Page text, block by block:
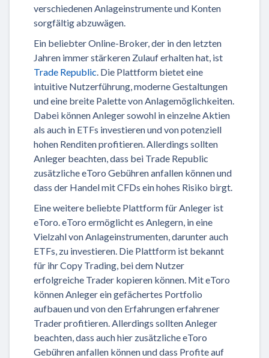
verschiedenen Anlageinstrumente und Konten
sorgfältig abzuwägen.
Ein beliebter Online-Broker, der in den letzten
Jahren immer stärkeren Zulauf erhalten hat, ist
Trade Republic . Die Plattform bietet eine
intuitive Nutzerführung, moderne Gestaltungen
und eine breite Palette von Anlagemöglichkeiten.
Dabei können Anleger sowohl in einzelne Aktien
als auch in ETFs investieren und von potenziell
hohen Renditen profitieren. Allerdings sollten
Anleger beachten, dass bei Trade Republic
zusätzliche eToro Gebühren anfallen können und
dass der Handel mit CFDs ein hohes Risiko birgt.
Eine weitere beliebte Plattform für Anleger ist
eToro. eToro ermöglicht es Anlegern, in eine
Vielzahl von Anlageinstrumenten, darunter auch
ETFs, zu investieren. Die Plattform ist bekannt
für ihr Copy Trading, bei dem Nutzer
erfolgreiche Trader kopieren können. Mit eToro
können Anleger ein gefächertes Portfolio
aufbauen und von den Erfahrungen erfahrener
Trader profitieren. Allerdings sollten Anleger
beachten, dass auch hier zusätzliche eToro
Gebühren anfallen können und dass Profite auf